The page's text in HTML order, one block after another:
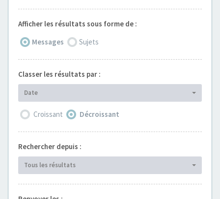
Afficher les résultats sous forme de :
Messages
Sujets
Classer les résultats par :
Date
Croissant Décroissant
Rechercher depuis :
Tous les résultats